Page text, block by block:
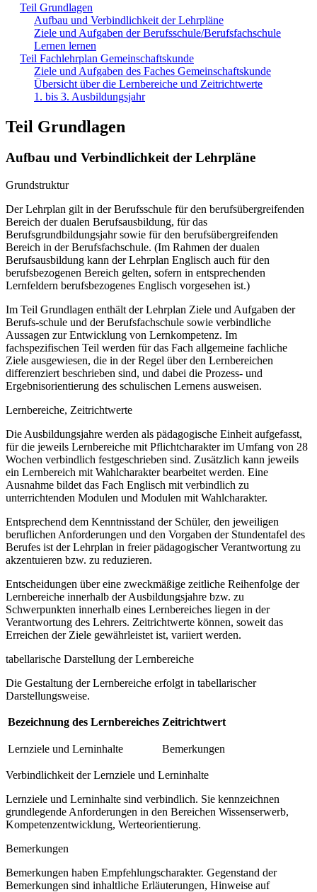
Teil Grundlagen
Aufbau und Verbindlichkeit der Lehrpläne
Ziele und Aufgaben der Berufsschule/Berufsfachschule
Lernen lernen
Teil Fachlehrplan Gemeinschaftskunde
Ziele und Aufgaben des Faches Gemeinschaftskunde
Übersicht über die Lernbereiche und Zeitrichtwerte
1. bis 3. Ausbildungsjahr
Teil Grundlagen
Aufbau und Verbindlichkeit der Lehrpläne
Grundstruktur
Der Lehrplan gilt in der Berufsschule für den berufsübergreifenden
Bereich der dualen Berufsausbildung, für das
Berufsgrundbildungsjahr sowie für den berufsübergreifenden
Bereich in der Berufsfachschule. (Im Rahmen der dualen
Berufsausbildung kann der Lehrplan Englisch auch für den
berufsbezogenen Bereich gelten, sofern in entsprechenden
Lernfeldern berufsbezogenes Englisch vorgesehen ist.)
Im Teil Grundlagen enthält der Lehrplan Ziele und Aufgaben der
Berufs-schule und der Berufsfachschule sowie verbindliche
Aussagen zur Entwicklung von Lernkompetenz. Im
fachspezifischen Teil werden für das Fach allgemeine fachliche
Ziele ausgewiesen, die in der Regel über den Lernbereichen
differenziert beschrieben sind, und dabei die Prozess- und
Ergebnisorientierung des schulischen Lernens ausweisen.
Lernbereiche, Zeitrichtwerte
Die Ausbildungsjahre werden als pädagogische Einheit aufgefasst,
für die jeweils Lernbereiche mit Pflichtcharakter im Umfang von 28
Wochen verbindlich festgeschrieben sind. Zusätzlich kann jeweils
ein Lernbereich mit Wahlcharakter bearbeitet werden. Eine
Ausnahme bildet das Fach Englisch mit verbindlich zu
unterrichtenden Modulen und Modulen mit Wahlcharakter.
Entsprechend dem Kenntnisstand der Schüler, den jeweiligen
beruflichen Anforderungen und den Vorgaben der Stundentafel des
Berufes ist der Lehrplan in freier pädagogischer Verantwortung zu
akzentuieren bzw. zu reduzieren.
Entscheidungen über eine zweckmäßige zeitliche Reihenfolge der
Lernbereiche innerhalb der Ausbildungsjahre bzw. zu
Schwerpunkten innerhalb eines Lernbereiches liegen in der
Verantwortung des Lehrers. Zeitrichtwerte können, soweit das
Erreichen der Ziele gewährleistet ist, variiert werden.
tabellarische Darstellung der Lernbereiche
Die Gestaltung der Lernbereiche erfolgt in tabellarischer
Darstellungsweise.
Bezeichnung des Lernbereiches Zeitrichtwert
Lernziele und Lerninhalte Bemerkungen
Verbindlichkeit der Lernziele und Lerninhalte
Lernziele und Lerninhalte sind verbindlich. Sie kennzeichnen
grundlegende Anforderungen in den Bereichen Wissenserwerb,
Kompetenzentwicklung, Werteorientierung.
Bemerkungen
Bemerkungen haben Empfehlungscharakter. Gegenstand der
Bemerkungen sind inhaltliche Erläuterungen, Hinweise auf